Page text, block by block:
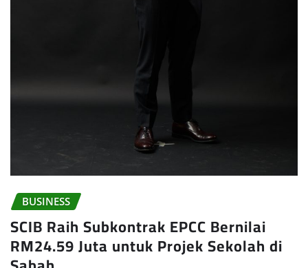
BUSINESS
SCIB Raih Subkontrak EPCC Bernilai
RM24.59 Juta untuk Projek Sekolah di